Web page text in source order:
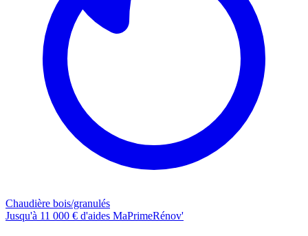
Chaudière bois/granulés
Jusqu'à 11 000 € d'aides MaPrimeRénov'